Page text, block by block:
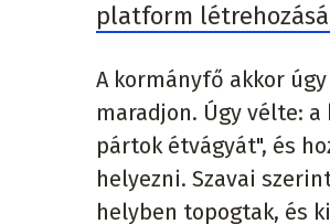
platform
A kormányfő akkor
maradjon. Úgy vélte:
pártok étvágyát", és
helyezni. Szavai
helyben topogtak, és